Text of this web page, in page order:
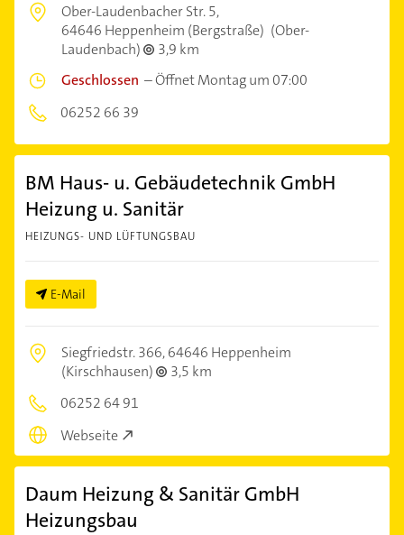
Ober-Laudenbacher Str. 5,
64646 Heppenheim (Bergstraße) (Ober-
Laudenbach)
3,9 km
Geschlossen –Öffnet Montag um 07:00
06252 66 39
BM Haus- u. Gebäudetechnik GmbH
Heizung u. Sanitär
HEIZUNGS- UND LÜFTUNGSBAU
E-Mail
Siegfriedstr. 366,64646 Heppenheim
(Kirschhausen)
3,5 km
06252 64 91
Webseite
Daum Heizung & Sanitär GmbH
Heizungsbau